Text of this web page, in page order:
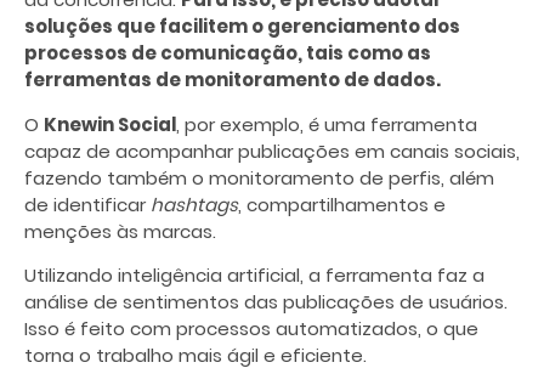
soluções que facilitem o gerenciamento dos
processos de comunicação, tais como as
ferramentas de monitoramento de dados.
O Knewin Social, por exemplo, é uma ferramenta
capaz de acompanhar publicações em canais sociais,
fazendo também o monitoramento de perfis, além
de identificarhashtags, compartilhamentos e
menções às marcas.
Utilizando inteligência artificial, a ferramenta faz a
análise de sentimentos das publicações de usuários.
Isso é feito com processos automatizados, o que
torna o trabalho mais ágil e eficiente.